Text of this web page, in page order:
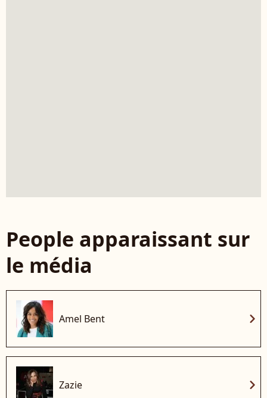
People apparaissant sur
le média
Amel Bent chevron_right
Zazie chevron_right